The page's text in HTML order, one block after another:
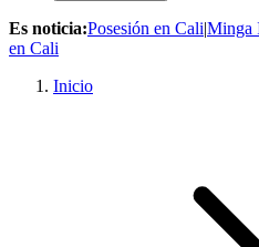
Es noticia:Posesión en Cali|Minga
en Cali
Inicio